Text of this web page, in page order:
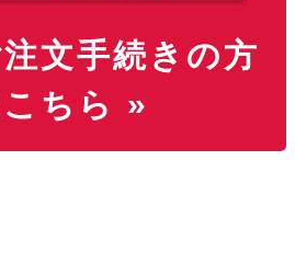
文手続きの方
ちら »